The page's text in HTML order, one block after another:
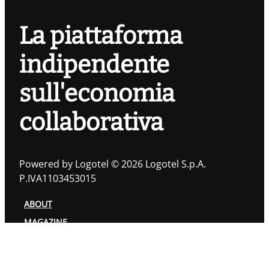
La piattaforma
indipendente
sull'economia
collaborativa
Powered by Logotel © 2026 Logotel S.p.A.
P.IVA1103453015
ABOUT
MAGAZINE